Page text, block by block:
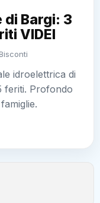
Bargi: 3
VIDEI
idroelettrica di
feriti. Profondo